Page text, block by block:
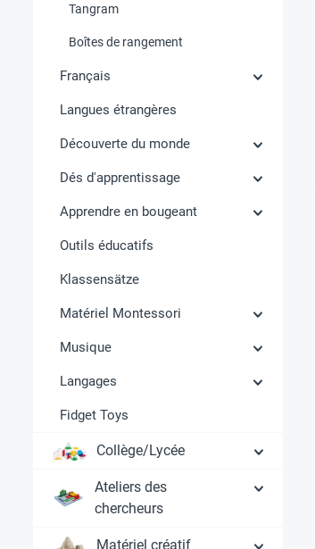
Tangram
Boîtes de rangement
Français
Langues étrangères
Découverte du monde
Dés d'apprentissage
Apprendre en bougeant
Outils éducatifs
Klassensätze
Matériel Montessori
Musique
Langages
Fidget Toys
Collège/Lycée
Ateliers des
chercheurs
Matériel créatif